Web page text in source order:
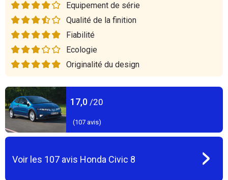
Equipement de série
Qualité de la finition
Fiabilité
Ecologie
Originalité du design
17,0 /20
(107avis)
Voir les 107 avis Honda Civic 8